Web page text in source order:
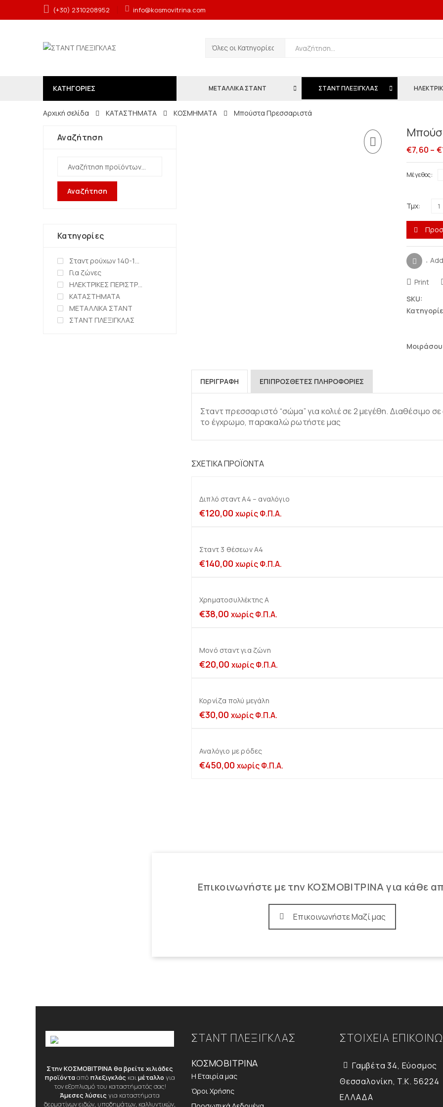
(+30) 2310208952 info@kosmovitrina.com
ΚΑΤΗΓΟΡΙΕΣ ΜΕΤΑΛΛΙΚΑ ΣΤΑΝΤ ΣΤΑΝΤ ΠΛΕΞΙΓΚΛΑΣ
Αρχική σελίδα ΚΑΤΑΣΤΗΜΑΤΑ ΚΟΣΜΗΜΑΤΑ Μπούστα Πρεσσαριστά
€7,60 – €
Μέγεθος
Τμχ:
Print
SKU:
ΠΕΡΙΓΡΑΦΉ ΕΠΙΠΡΌΣΘΕΤΕΣ ΠΛΗΡΟΦΟΡΊΕΣ
Σταντ πρεσσαριστό “σώμα” για κολιέ σε 2 μεγέθη. Διαθέσιμο
το έγχρωμο, παρακαλώ ρωτήστε μας
ΣΧΕΤΙΚΆ ΠΡΟΪΌΝΤΑ
Διπλό σταντ Α4 – αναλόγιο
€120,00 χωρίς Φ.Π.Α.
Σταντ 3 θέσεων Α4
€140,00 χωρίς Φ.Π.Α.
Χρηματοσυλλέκτης A
€38,00 χωρίς Φ.Π.Α.
Μονό σταντ για ζώνη
€20,00 χωρίς Φ.Π.Α.
Κορνίζα πολύ μεγάλη
€30,00 χωρίς Φ.Π.Α.
Αναλόγιο με ρόδες
€450,00 χωρίς Φ.Π.Α.
Αναζήτηση
Αναζήτηση
Κατηγορίες
Σταντ ρούχων 140-150cm
Για ζώνες
ΗΛΕΚΤΡΙΚΕΣ ΠΕΡΙΣΤΡΕΦΟΜΕΝΕΣ ΒΑΣΕΙΣ
ΚΑΤΑΣΤΗΜΑΤΑ
ΜΕΤΑΛΛΙΚΑ ΣΤΑΝΤ
ΣΤΑΝΤ ΠΛΕΞΙΓΚΛΑΣ
Επικοινωνήστε με την ΚΟΣΜΟΒΙΤΡΙΝΑ για κάθε
Επικοινωνήστε Μαζί μας
Στην ΚΟΣΜΟΒΙΤΡΙΝΑ θα βρείτε χιλιάδες
προϊόντααπό πλεξιγκλάς καιμέταλλο για
τον εξοπλισμό του καταστήματός σας!
Άμεσες λύσεις για καταστήματα
δερματίνων ειδών, υποδημάτων, καλλυντικών,
ΣΤΑΝΤ ΠΛΕΞΙΓΚΛΑΣ
ΚΟΣΜΟΒΙΤΡΙΝΑ
Η Εταιρία μας
Όροι Χρήσης
ΣΤΟΙΧΕΙΑ
Γαμβέτα 34, Εύοσμος
Θεσσαλονίκη, T.K. 56224
ΕΛΛΑΔΑ